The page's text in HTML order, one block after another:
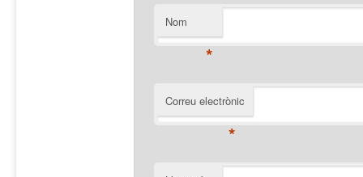
Nom
*
Correu electrònic
*